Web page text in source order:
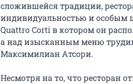
сложившейся традиции,
индивидуальностью и особым
Quattro Corti в котором он
а над изысканным меню
Максимилиан Атсори.
Несмотря на то, что ресторан